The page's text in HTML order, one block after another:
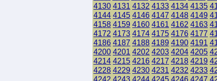
4130 4131 4132 4133 4134 4135
4144 4145 4146 4147 4148 4149
4158 4159 4160 4161 4162 4163
4172 4173 4174 4175 4176 4177
4186 4187 4188 4189 4190 4191
4200 4201 4202 4203 4204 4205
4214 4215 4216 4217 4218 4219
4228 4229 4230 4231 4232 4233
4242 4243 4244 4245 4246 4247